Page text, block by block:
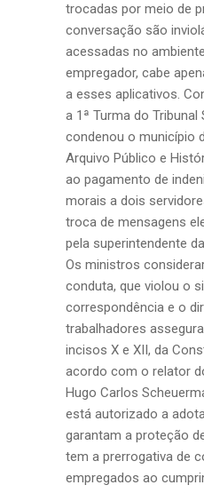
trocadas por meio de
conversação são
acessadas no
empregador, cabe
a esses aplicativos.
a 1ª Turma do Tribunal
condenou o município
Arquivo Público e
ao pagamento de
morais a dois
troca de mensagens
pela superintendente
Os ministros
conduta, que violou o
correspondência e o
trabalhadores
incisos X e XII, da
acordo com o relator
Hugo Carlos
está autorizado a
garantam a proteção
tem a prerrogativa de
empregados ao